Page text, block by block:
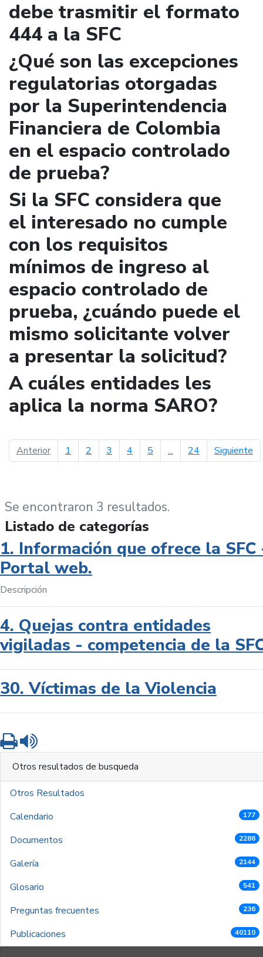
debe trasmitir el formato
444 a la SFC
¿Qué son las excepciones
regulatorias otorgadas
por la Superintendencia
Financiera de Colombia
en el espacio controlado
de prueba?
Si la SFC considera que
el interesado no cumple
con los requisitos
mínimos de ingreso al
espacio controlado de
prueba, ¿cuándo puede el
mismo solicitante volver
a presentar la solicitud?
A cuáles entidades les
aplica la norma SARO?
Anteriorpágina anterior
1 2 3 4 5 ... 24 Siguiente
Se encontraron 3 resultados.
Listado de categorías
1. Información que ofrece la SFC
Portal web.
Descripción
4. Quejas contra entidades
vigiladas - competencia de la
30. Víctimas de la Violencia
Imprimir
Otros resultados de busqueda
Otros Resultados
Calendario
177
Documentos 2286
Galería 2144
Glosario 541
Preguntas frecuentes 236
Publicaciones 40110